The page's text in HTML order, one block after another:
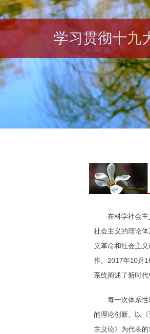
学习贯彻十九
在科学社会主义
社会主义的理论
义革命和社会主
作。2017年10月
系统阐述了新时
每一次体系性理
的理论创新。以
主义论》为代表